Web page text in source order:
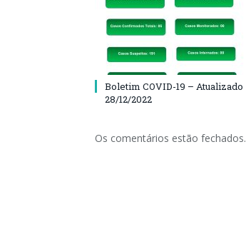
Boletim COVID-19 – Atualizado
28/12/2022
Os comentários estão fechados.